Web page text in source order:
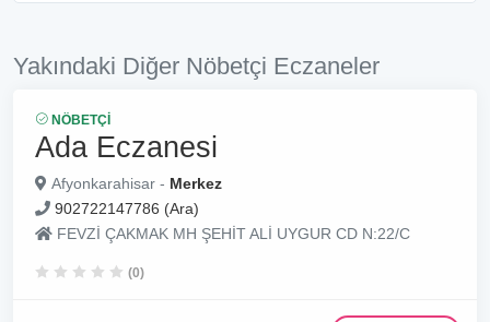
Yakındaki Diğer Nöbetçi Eczaneler
NÖBETÇI
Ada Eczanesi
Afyonkarahisar - Merkez
902722147786 (Ara)
FEVZİ ÇAKMAK MH ŞEHİT ALİ UYGUR CD N:22/C
(0)